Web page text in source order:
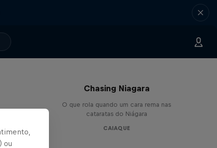
Chasing Niagara
O que rola quando um cara rema nas
cataratas do Niágara
CAIAQUE
ou